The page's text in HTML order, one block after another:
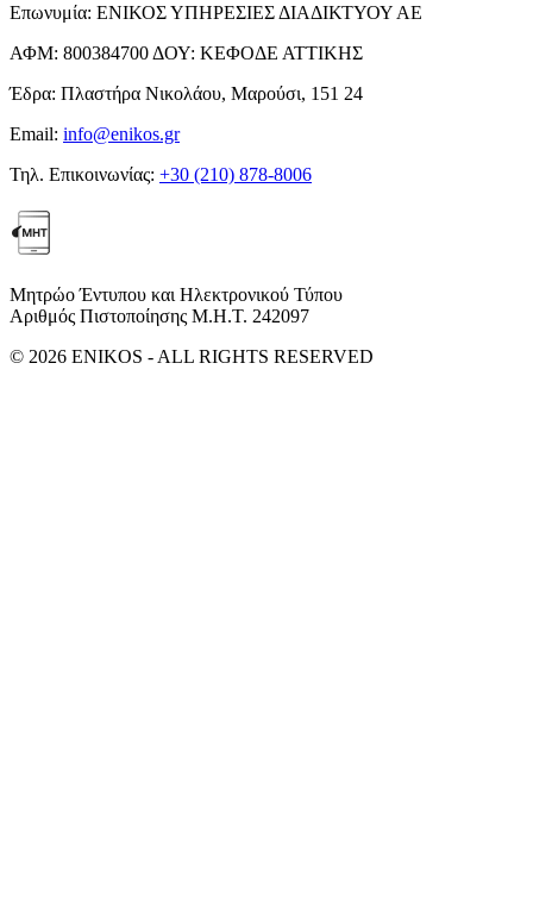
Επωνυμία: ΕΝΙΚΟΣ ΥΠΗΡΕΣΙΕΣ ΔΙΑΔΙΚΤΥΟΥ ΑΕ
ΑΦΜ: 800384700 ΔΟΥ: ΚΕΦΟΔΕ ΑΤΤΙΚΗΣ
Έδρα: Πλαστήρα Νικολάου, Μαρούσι, 151 24
Email: info@enikos.gr
Τηλ. Επικοινωνίας: +30 (210) 878-8006
Μητρώο Έντυπου και Ηλεκτρονικού Τύπου
Αριθμός Πιστοποίησης Μ.Η.Τ. 242097
© 2026 ENIKOS - ALL RIGHTS RESERVED